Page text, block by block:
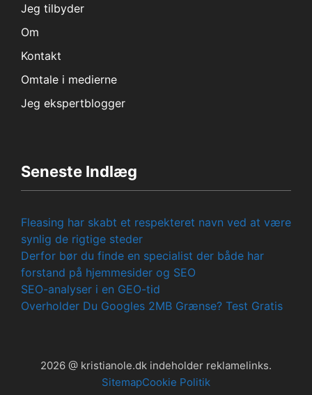
Jeg tilbyder
Om
Kontakt
Omtale i medierne
Jeg ekspertblogger
Seneste Indlæg
Fleasing har skabt et respekteret navn ved at være
synlig de rigtige steder
Derfor bør du finde en specialist der både har
forstand på hjemmesider og SEO
SEO-analyser i en GEO-tid
Overholder Du Googles 2MB Grænse? Test Gratis
2026 @ kristianole.dk indeholder reklamelinks.
SitemapCookie Politik